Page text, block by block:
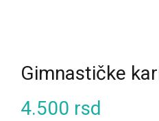
Gimnastičke
4.500 rsd